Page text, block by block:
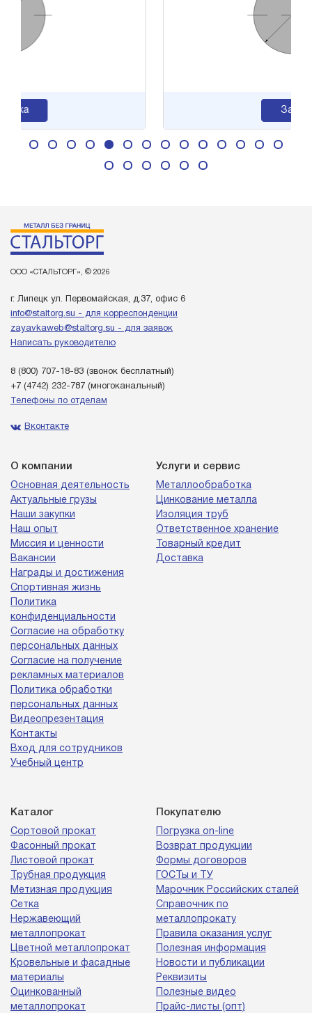
ООО «СТАЛЬТОРГ», © 2026
г. Липецк ул. Первомайская, д.37, офис 6
info@staltorg.su - для корреспонденции
zayavkaweb@staltorg.su - для заявок
Написать руководителю
8 (800) 707-18-83 (звонок бесплатный)
+7 (4742) 232-787 (многоканальный)
Телефоны по отделам
Вконтакте
О компании
Основная деятельность
Актуальные грузы
Наши закупки
Наш опыт
Миссия и ценности
Вакансии
Награды и достижения
Спортивная жизнь
Политика
конфиденциальности
Согласие на обработку
персональных данных
Согласие на получение
рекламных материалов
Политика обработки
персональных данных
Видеопрезентация
Контакты
Вход для сотрудников
Учебный центр
Услуги и сервис
Металлообработка
Цинкование металла
Изоляция труб
Ответственное хранение
Товарный кредит
Доставка
Каталог
Сортовой прокат
Фасонный прокат
Листовой прокат
Трубная продукция
Метизная продукция
Сетка
Нержавеющий
металлопрокат
Цветной металлопрокат
Кровельные и фасадные
материалы
Оцинкованный
металлопрокат
Покупателю
Погрузка on-line
Возврат продукции
Формы договоров
ГОСТы и ТУ
Марочник Российских сталей
Справочник по
металлопрокату
Правила оказания услуг
Полезная информация
Новости и публикации
Реквизиты
Полезные видео
Прайс-листы (опт)